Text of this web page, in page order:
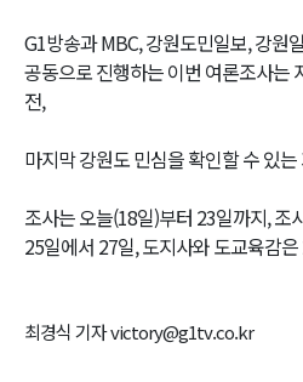
G1방송과 MBC, 강원도민일보, 강원
공동으로 진행하는 이번 여론조사는
전,
마지막 강원도 민심을 확인할 수 있
조사는 오늘(18일)부터 23일까지, 조
25일에서 27일, 도지사와 도교육감
최경식 기자 victory@g1tv.co.kr